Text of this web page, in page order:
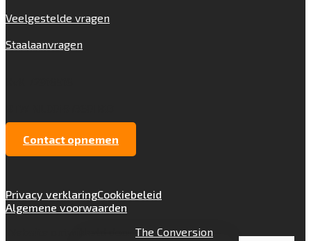
Veelgestelde vragen
Staalaanvragen
Contact opnemen
Privacy verklaringCookiebeleid
Algemene voorwaarden
The Conversion